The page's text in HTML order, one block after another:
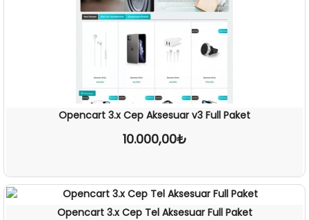
Opencart 3.x Cep Aksesuar v3 Full Paket
10.000,00₺
Opencart 3.x Cep Tel Aksesuar Full Paket